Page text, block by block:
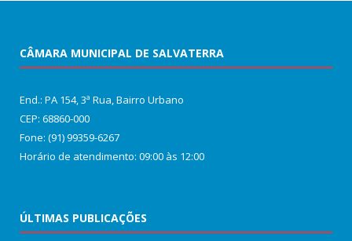
CÂMARA MUNICIPAL DE SALVATERRA
End.: PA 154, 3ª Rua, Bairro Urbano
CEP: 68860‑000
Fone: (91) 99359-6267
Horário de atendimento: 09:00 às 12:00
ÚLTIMAS PUBLICAÇÕES